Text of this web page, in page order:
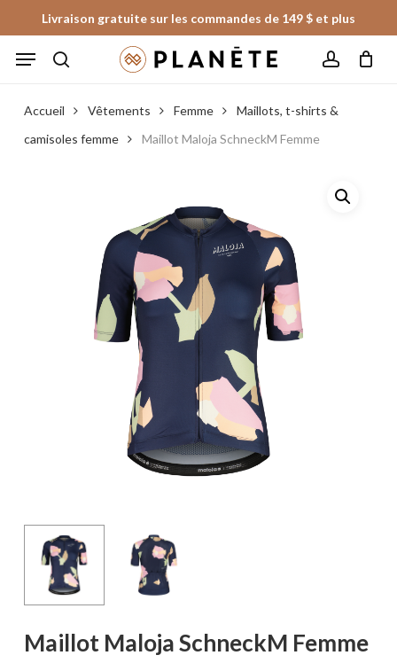
to
main
Livraison gratuite sur les commandes de 149 $ et plus
Menu
Fermer
le
panier
Accueil Vêtements Femme
Maillots, t-shirts &
camisoles femme
Maillot Maloja SchneckM Femme
Maillot Maloja SchneckM Femme